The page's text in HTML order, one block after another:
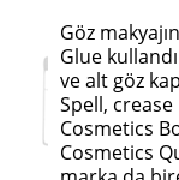
Göz
Glue
ve alt göz
Spell, crease
Cosmetics
Cosmetics